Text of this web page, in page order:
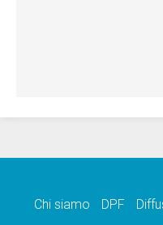
Chi siamo DPF